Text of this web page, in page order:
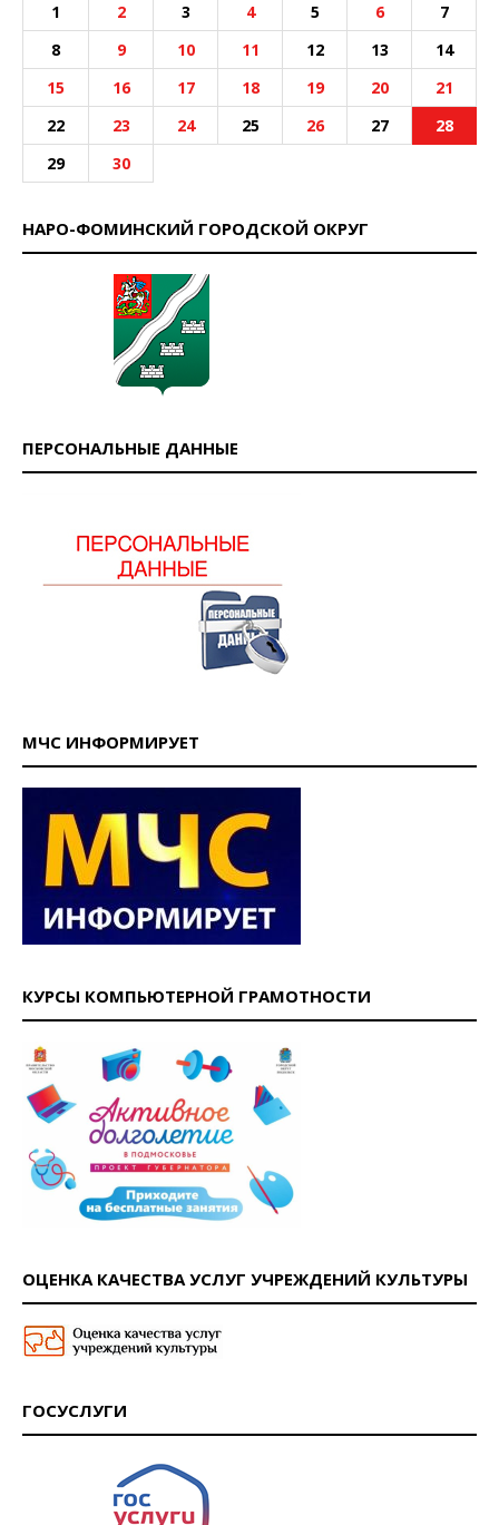
1 2 3 4 5 6
7
8
9 10 11 12 13
14
15
16 17 18 19 20
21
22
23 24 25 26 27
28
29
30
НАРО-ФОМИНСКИЙ ГОРОДСКОЙ ОКРУГ
ПЕРСОНАЛЬНЫЕ ДАННЫЕ
МЧС ИНФОРМИРУЕТ
КУРСЫ КОМПЬЮТЕРНОЙ ГРАМОТНОСТИ
ОЦЕНКА КАЧЕСТВА УСЛУГ УЧРЕЖДЕНИЙ КУЛЬТУРЫ
ГОСУСЛУГИ